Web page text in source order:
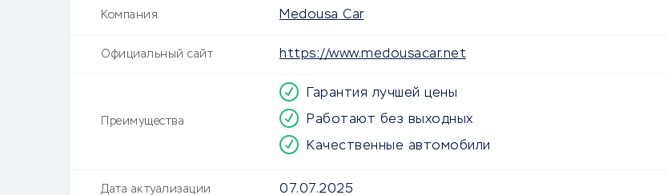
Компания Medousa Car
Официальный сайт https://www.medousacar.net
Преимущества
Гарантия лучшей цены
Работают без выходных
Качественные автомобили
Дата актуализации 07.07.2025